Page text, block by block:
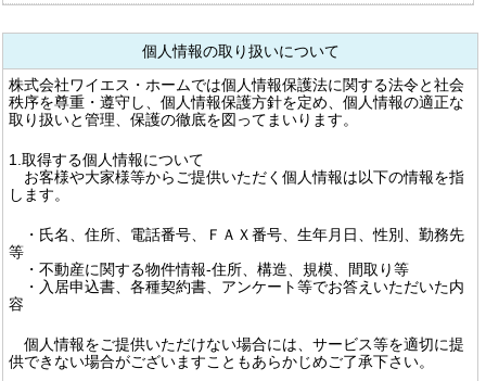
個人情報の取り扱いについて
株式会社ワイエス・ホームでは個人情報保護法に関する法令と社会
秩序を尊重・遵守し、個人情報保護方針を定め、個人情報の適正な
取り扱いと管理、保護の徹底を図ってまいります。
1.取得する個人情報について
お客様や大家様等からご提供いただく個人情報は以下の情報を指
します。
・氏名、住所、電話番号、ＦＡＸ番号、生年月日、性別、勤務先
等
・不動産に関する物件情報-住所、構造、規模、間取り等
・入居申込書、各種契約書、アンケート等でお答えいただいた内
容
個人情報をご提供いただけない場合には、サービス等を適切に提
供できない場合がございますこともあらかじめご了承下さい。